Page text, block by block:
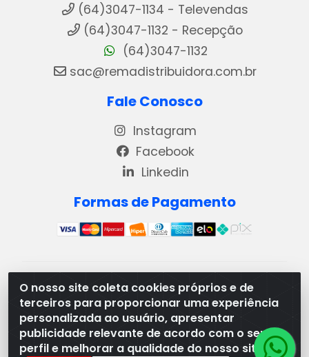
O nosso site coleta cookies próprios e de
terceiros para proporcionar uma experiência
personalizada ao usuário, apresentar
publicidade relevante de acordo com o seu
perfil e melhorar a qualidade do nosso site.
(64)3047-1134 - Televendas
(64)3047-1132 - Recepção
(64)3047-1132
sac@remadistribuidora.com.br
Fale Conosco
Instagram
Facebook
Linkedin
Formas de Pagamento
REMA DISTRIBUIDORA E REPRESENTAÇÕES DE
PRODUTOS LACTEOS LTDA - VIA DPI 6 QD 4 LOTES
13 E 14, BAIRRO DPI - MORRINHOS/GO - CEP:75.653-
408 - CNPJ: 03.369.186/0001-49